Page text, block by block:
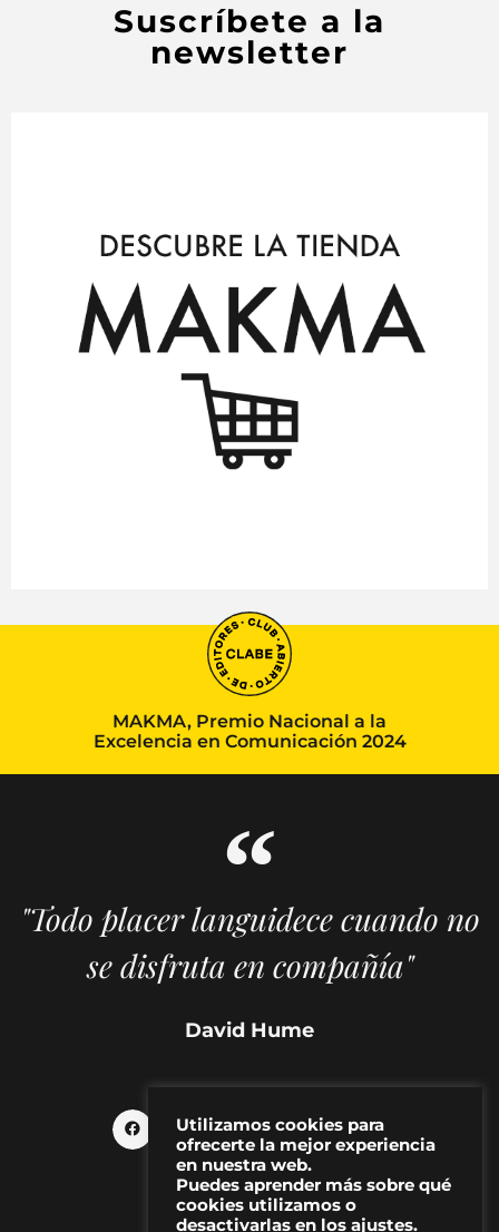
Suscríbete a la
newsletter
MAKMA, Premio Nacional a la
Excelencia en Comunicación 2024
"Todo placer languidece cuando no
se disfruta en compañía"
David Hume
Utilizamos cookies para
ofrecerte la mejor experiencia
en nuestra web.
Puedes aprender más sobre qué
cookies utilizamos o
desactivarlas en los ajustes.